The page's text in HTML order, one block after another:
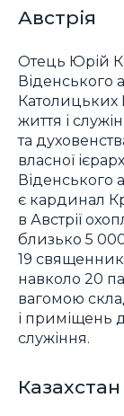
Австрія
Отець Юрій
Віденського
Католицьких
життя і
та
власної
Віденського
є кардинал
в Австрії
близько 5
19
навколо 20
вагомою
і приміщень
служіння.